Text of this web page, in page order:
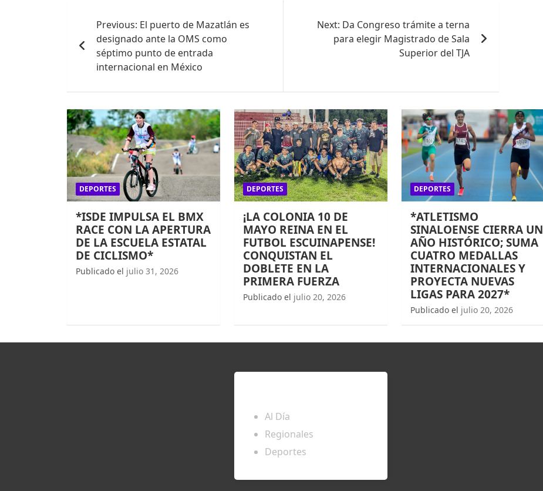
entradas
Previous: El puerto de Mazatlán es
designado ante la OMS como
séptimo punto de entrada
internacional en México
Next: Da Congreso trámite a terna
para elegir Magistrado de Sala
Superior del TJA
DEPORTES
*ISDE IMPULSA EL BMX
RACE CON LA APERTURA
DE LA ESCUELA ESTATAL
DE CICLISMO*
Publicado el julio 31, 2026
DEPORTES
¡LA COLONIA 10 DE
MAYO REINA EN EL
FUTBOL ESCUINAPENSE!
CONQUISTAN EL
DOBLETE EN LA
PRIMERA FUERZA
Publicado el julio 20, 2026
DEPORTES
*ATLETISMO
SINALOENSE CIERRA UN
AÑO HISTÓRICO; SUMA
CUATRO MEDALLAS
INTERNACIONALES Y
PROYECTA NUEVAS
LIGAS PARA 2027*
Publicado el julio 20, 2026
Al Día
Regionales
Deportes